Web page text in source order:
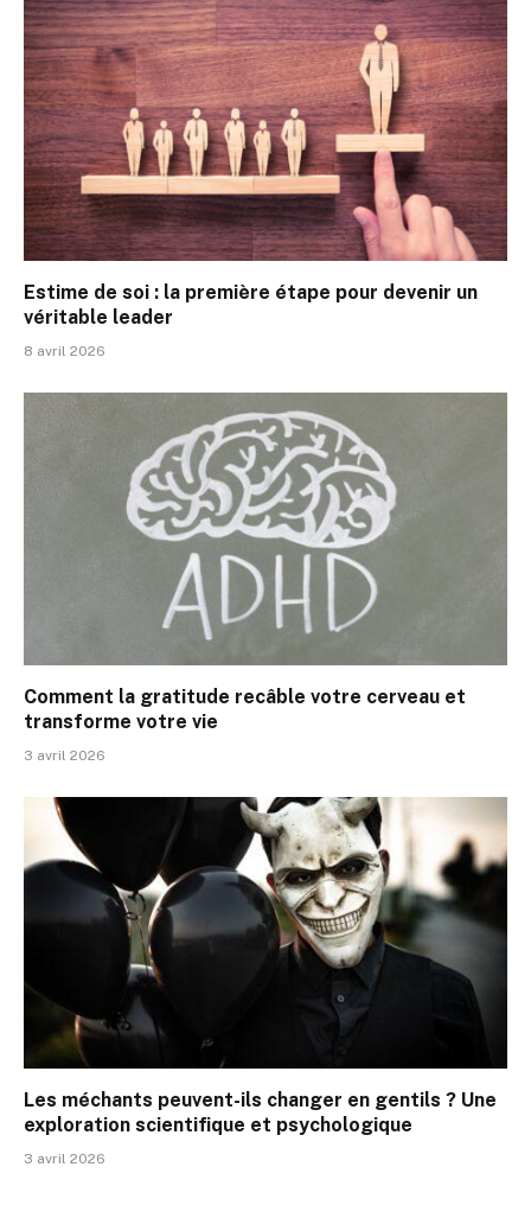
Estime de soi : la première étape pour devenir un
véritable leader
8 avril 2026
Comment la gratitude recâble votre cerveau et
transforme votre vie
3 avril 2026
Les méchants peuvent-ils changer en gentils ? Une
exploration scientifique et psychologique
3 avril 2026